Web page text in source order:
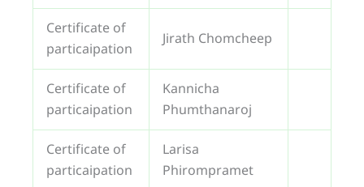
Certificate of
particaipation
Jirath Chomcheep
Certificate of
particaipation
Kannicha
Phumthanaroj
Certificate of
particaipation
Larisa
Phirompramet